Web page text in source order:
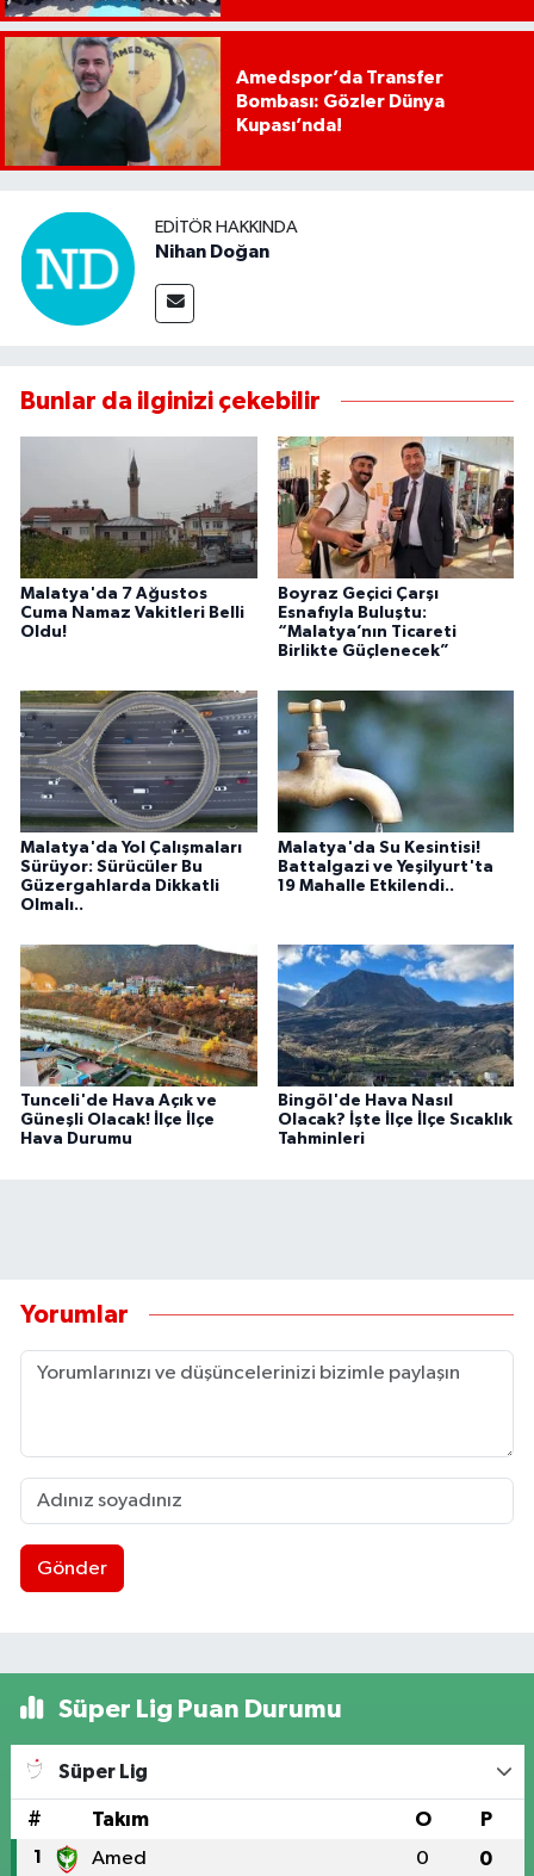
Amedspor’da Transfer
Bombası: Gözler Dünya
Kupası’nda!
EDITÖR HAKKINDA
Nihan Doğan
Bunlar da ilginizi çekebilir
Malatya'da 7 Ağustos
Cuma Namaz Vakitleri Belli
Oldu!
Boyraz Geçici Çarşı
Esnafıyla Buluştu:
“Malatya’nın Ticareti
Birlikte Güçlenecek”
Malatya'da Yol Çalışmaları
Sürüyor: Sürücüler Bu
Güzergahlarda Dikkatli
Olmalı..
Malatya'da Su Kesintisi!
Battalgazi ve Yeşilyurt'ta
19 Mahalle Etkilendi..
Tunceli'de Hava Açık ve
Güneşli Olacak! İlçe İlçe
Hava Durumu
Bingöl'de Hava Nasıl
Olacak? İşte İlçe İlçe Sıcaklık
Tahminleri
Yorumlar
Gönder
Süper Lig Puan Durumu
Süper Lig
# Takım O P
1 Amed 0 0